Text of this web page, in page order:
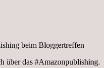
beim Bloggertreffen
über das #Amazonpublishing.